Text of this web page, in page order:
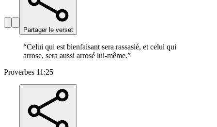
Partager le verset
“Celui qui est bienfaisant sera rassasié, et celui qui
arrose, sera aussi arrosé lui-même.”
Proverbes 11:25